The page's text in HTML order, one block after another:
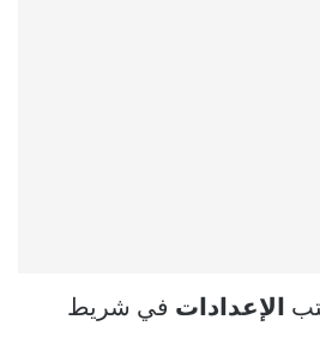
الإعدادات في شريط